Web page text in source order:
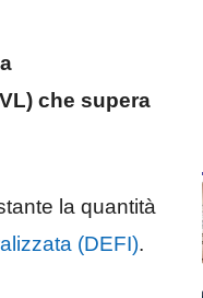
che supera
la quantità
(DEFI).